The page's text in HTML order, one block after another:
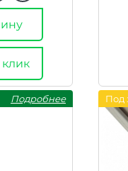
клик
Подробнее Под